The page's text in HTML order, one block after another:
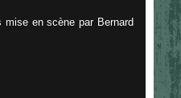
en scène par Bernard